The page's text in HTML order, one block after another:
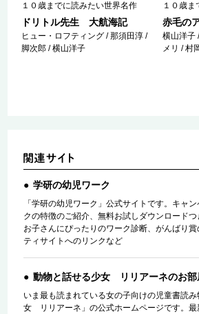
１０歳までに読みたい世界名作
ドリトル先生 大航海記
ヒュー・ロフティング / 那須田淳 /
脚次郎 / 横山洋子
１０歳
赤毛の
横山洋子
メリ /
学研の幼児ワーク
「学研の幼児ワーク」公式サイトです。キャ
クの特徴のご紹介、無料お試しダウンロードつ
お子さんにぴったりのワーク診断、がんばり
ティサイトへのリンクなど
動物と話せる少女 リリアーネのお部
いま最も読まれている女の子向けの児童書読
女 リリアーネ」の公式ホームページです。最